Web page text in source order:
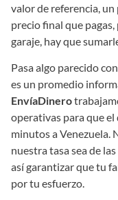
valor de referencia,
precio final que
garaje, hay que
Pasa algo parecido
es un promedio
EnvíaDinero
operativas para que el
minutos a Venezuela.
nuestra tasa sea de
así garantizar que tu
por tu esfuerzo.